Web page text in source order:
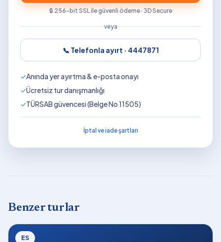
🔒 256-bit SSL ile güvenli ödeme · 3D Secure
veya
📞 Telefonla ayırt · 4447871
✓Anında yer ayırtma & e-posta onayı
✓Ücretsiz tur danışmanlığı
✓TÜRSAB güvencesi (Belge No 11505)
İptal ve iade şartları
Benzer turlar
ES